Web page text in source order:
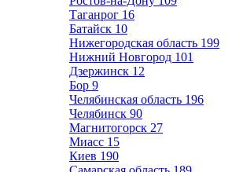
Таганрог 16
Батайск 10
Нижегородская область 199
Нижний Новгород 101
Дзержинск 12
Бор 9
Челябинская область 196
Челябинск 90
Магнитогорск 27
Миасс 15
Киев 190